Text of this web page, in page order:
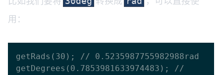
用：
getRads(30); // 0.5235987755982988rad
getDegrees(0.7853981633974483); //